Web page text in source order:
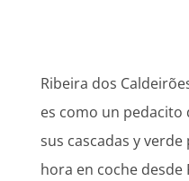
Ribeira dos
es como un pedacito
sus cascadas y
hora en coche desde